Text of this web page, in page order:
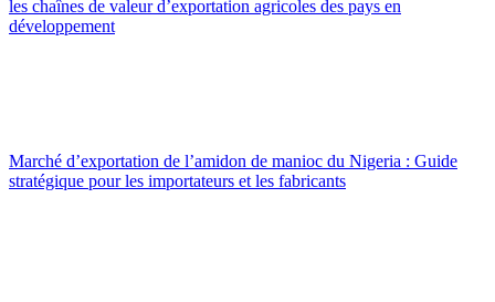
les chaînes de valeur d’exportation agricoles des pays en
développement
Marché d’exportation de l’amidon de manioc du Nigeria : Guide
stratégique pour les importateurs et les fabricants